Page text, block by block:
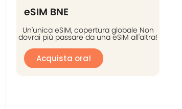
eSIM BNE
Un'unica eSIM, copertura globale Non
dovrai più passare da una eSIM all'altra!
Acquista ora!